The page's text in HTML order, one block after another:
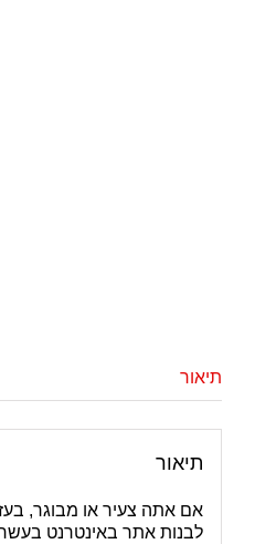
תיאור
תיאור
אם אתה צעיר או מבוגר,
לבנות אתר באינטרנט